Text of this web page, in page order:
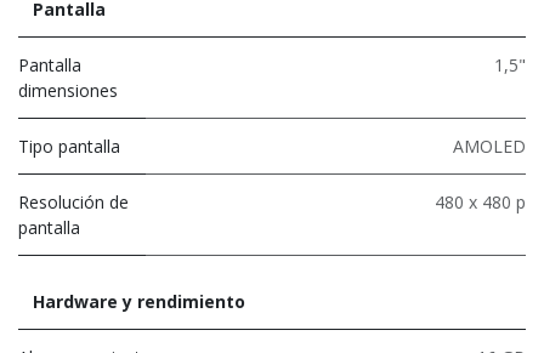
Pantalla
Pantalla
dimensiones
1,5"
Tipo pantalla AMOLED
Resolución de
pantalla
480 x 480 p
Hardware y rendimiento